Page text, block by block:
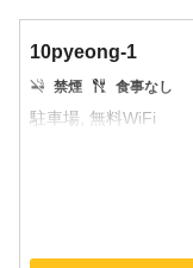
10pyeong-1
禁煙 食事なし